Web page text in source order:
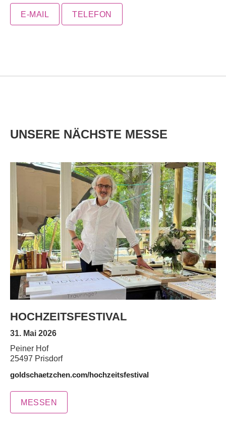
E-MAIL TELEFON
UNSERE NÄCHSTE MESSE
HOCHZEITSFESTIVAL
31. Mai 2026
Peiner Hof
25497 Prisdorf
goldschaetzchen.com/hochzeitsfestival
MESSEN